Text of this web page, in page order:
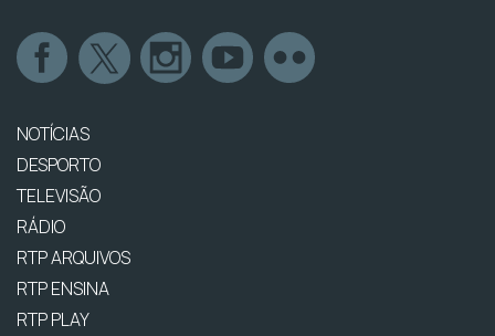
NOTÍCIAS
DESPORTO
TELEVISÃO
RÁDIO
RTP ARQUIVOS
RTP ENSINA
RTP PLAY